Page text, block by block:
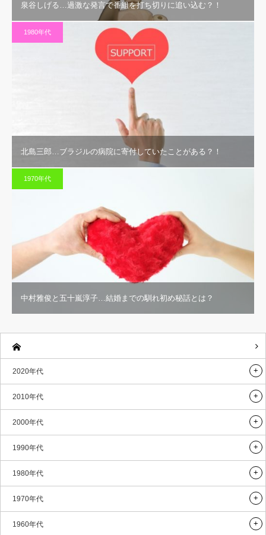
泉谷しげる…過激な発言で番組を打ち切りに追い込む？！
1980年代
北島三郎…ブラジルの病院に寄付していたことがある？！
1970年代
中村雅俊と五十嵐淳子…結婚までの馴れ初め秘話とは？
2020年代
2010年代
2000年代
1990年代
1980年代
1970年代
1960年代